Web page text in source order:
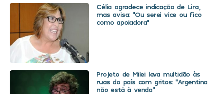
Célia agradece indicação de Lira,
mas avisa: “Ou serei vice ou fico
como apoiadora”
Projeto de Milei leva multidão às
ruas do país com gritos: “Argentina
não está à venda”